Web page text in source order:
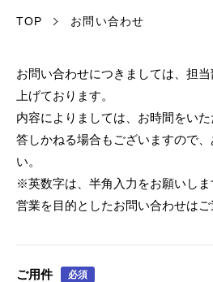
TOP お問い合わせ
お問い合わせにつきましては、担
上げております。
内容によりましては、お時間をい
答しかねる場合もございますので
い。
※英数字は、半角入力をお願いしま
営業を目的としたお問い合わせはご
ご用件 必須